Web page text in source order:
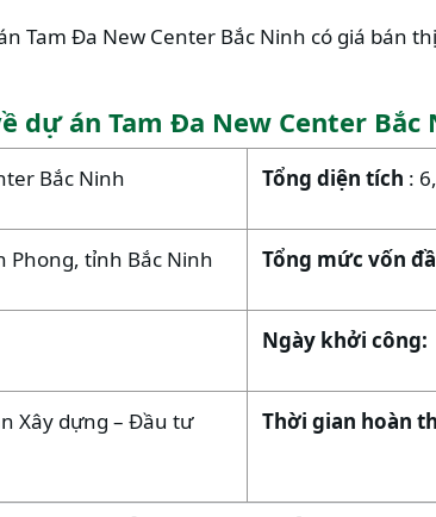
Tam Đa New Center Bắc Ninh có giá bán
dự án Tam Đa New Center Bắc
Bắc Ninh Tổng diện tích :
Phong, tỉnh Bắc Ninh Tổng mức vốn
Ngày khởi công:
Xây dựng – Đầu tư
Thời gian hoàn